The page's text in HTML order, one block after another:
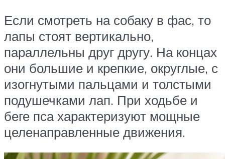
Если смотреть на собаку в фас, то
лапы стоят вертикально,
параллельны друг другу. На концах
они большие и крепкие, округлые, с
изогнутыми пальцами и толстыми
подушечками лап. При ходьбе и
беге пса характеризуют мощные
целенаправленные движения.